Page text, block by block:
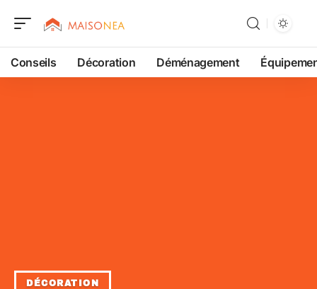
Conseils Décoration Déménagement
DÉCORATION